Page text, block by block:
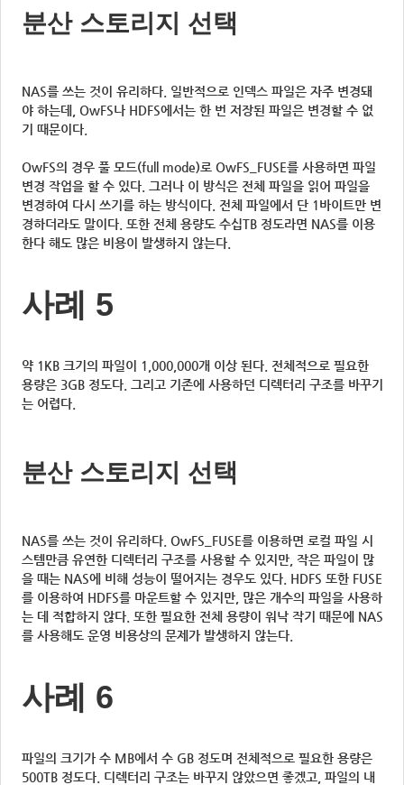
분산 스토리지 선택
NAS를 쓰는 것이 유리하다. 일반적으로 인덱스 파일은 자주 변경돼
야 하는데, OwFS나 HDFS에서는 한 번 저장된 파일은 변경할 수 없
기 때문이다.
OwFS의 경우 풀 모드(full mode)로 OwFS_FUSE를 사용하면 파일
변경 작업을 할 수 있다. 그러나 이 방식은 전체 파일을 읽어 파일을
변경하여 다시 쓰기를 하는 방식이다. 전체 파일에서 단 1바이트만 변
경하더라도 말이다. 또한 전체 용량도 수십TB 정도라면 NAS를 이용
한다 해도 많은 비용이 발생하지 않는다.
사례 5
약 1KB 크기의 파일이 1,000,000개 이상 된다. 전체적으로 필요한
용량은 3GB 정도다. 그리고 기존에 사용하던 디렉터리 구조를 바꾸기
는 어렵다.
분산 스토리지 선택
NAS를 쓰는 것이 유리하다. OwFS_FUSE를 이용하면 로컬 파일 시
스템만큼 유연한 디렉터리 구조를 사용할 수 있지만, 작은 파일이 많
을 때는 NAS에 비해 성능이 떨어지는 경우도 있다. HDFS 또한 FUSE
를 이용하여 HDFS를 마운트할 수 있지만, 많은 개수의 파일을 사용하
는 데 적합하지 않다. 또한 필요한 전체 용량이 워낙 작기 때문에 NAS
를 사용해도 운영 비용상의 문제가 발생하지 않는다.
사례 6
파일의 크기가 수 MB에서 수 GB 정도며 전체적으로 필요한 용량은
500TB 정도다. 디렉터리 구조는 바꾸지 않았으면 좋겠고, 파일의 내